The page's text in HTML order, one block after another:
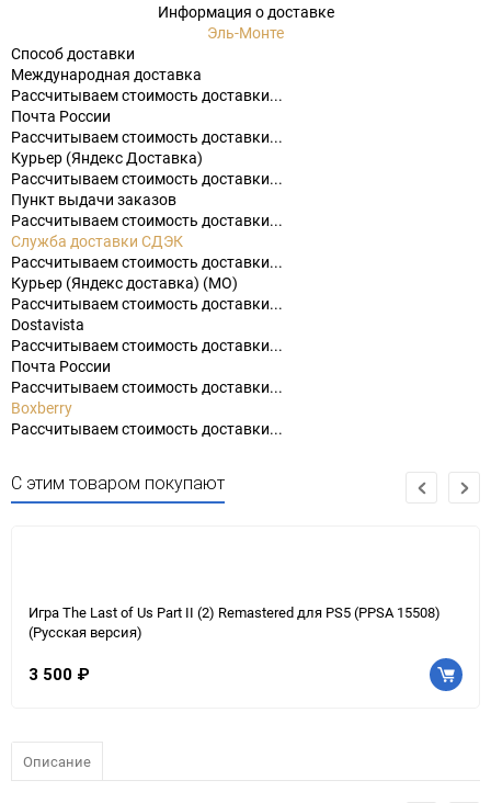
Информация о доставке
Эль-Монте
Способ доставки
Международная доставка
Рассчитываем стоимость доставки...
Почта России
Рассчитываем стоимость доставки...
Курьер (Яндекс Доставка)
Рассчитываем стоимость доставки...
Пункт выдачи заказов
Рассчитываем стоимость доставки...
Служба доставки СДЭК
Рассчитываем стоимость доставки...
Курьер (Яндекс доставка) (МО)
Рассчитываем стоимость доставки...
Dostavista
Рассчитываем стоимость доставки...
Почта России
Рассчитываем стоимость доставки...
Boxberry
Рассчитываем стоимость доставки...
С этим товаром покупают
Игра The Last of Us Part II (2) Remastered для PS5 (PPSA 15508)
(Русская версия)
3 500 ₽
Описание